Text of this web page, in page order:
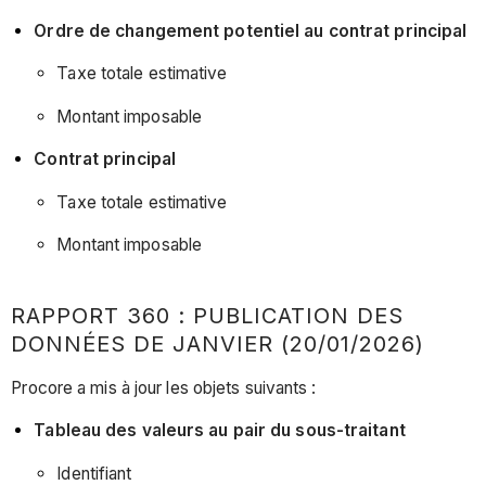
Ordre de changement potentiel au contrat principal
Taxe totale estimative
Montant imposable
Contrat principal
Taxe totale estimative
Montant imposable
RAPPORT 360 : PUBLICATION DES
DONNÉES DE JANVIER (20/01/2026)
Procore a mis à jour les objets suivants :
Tableau des valeurs au pair du sous-traitant
Identifiant